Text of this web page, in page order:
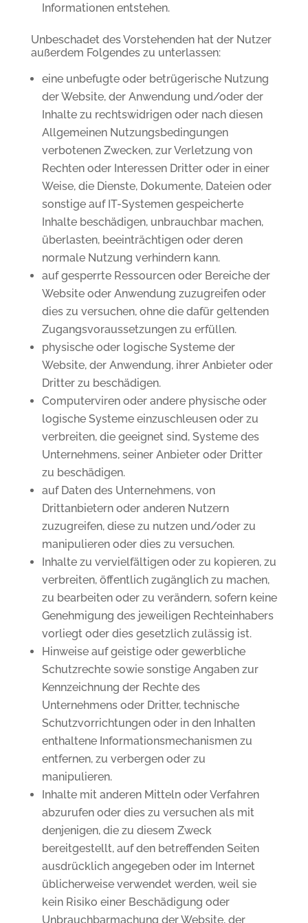
Informationen entstehen.
Unbeschadet des Vorstehenden hat der Nutzer
außerdem Folgendes zu unterlassen:
eine unbefugte oder betrügerische Nutzung
der Website, der Anwendung und/oder der
Inhalte zu rechtswidrigen oder nach diesen
Allgemeinen Nutzungsbedingungen
verbotenen Zwecken, zur Verletzung von
Rechten oder Interessen Dritter oder in einer
Weise, die Dienste, Dokumente, Dateien oder
sonstige auf IT-Systemen gespeicherte
Inhalte beschädigen, unbrauchbar machen,
überlasten, beeinträchtigen oder deren
normale Nutzung verhindern kann.
auf gesperrte Ressourcen oder Bereiche der
Website oder Anwendung zuzugreifen oder
dies zu versuchen, ohne die dafür geltenden
Zugangsvoraussetzungen zu erfüllen.
physische oder logische Systeme der
Website, der Anwendung, ihrer Anbieter oder
Dritter zu beschädigen.
Computerviren oder andere physische oder
logische Systeme einzuschleusen oder zu
verbreiten, die geeignet sind, Systeme des
Unternehmens, seiner Anbieter oder Dritter
zu beschädigen.
auf Daten des Unternehmens, von
Drittanbietern oder anderen Nutzern
zuzugreifen, diese zu nutzen und/oder zu
manipulieren oder dies zu versuchen.
Inhalte zu vervielfältigen oder zu kopieren, zu
verbreiten, öffentlich zugänglich zu machen,
zu bearbeiten oder zu verändern, sofern keine
Genehmigung des jeweiligen Rechteinhabers
vorliegt oder dies gesetzlich zulässig ist.
Hinweise auf geistige oder gewerbliche
Schutzrechte sowie sonstige Angaben zur
Kennzeichnung der Rechte des
Unternehmens oder Dritter, technische
Schutzvorrichtungen oder in den Inhalten
enthaltene Informationsmechanismen zu
entfernen, zu verbergen oder zu
manipulieren.
Inhalte mit anderen Mitteln oder Verfahren
abzurufen oder dies zu versuchen als mit
denjenigen, die zu diesem Zweck
bereitgestellt, auf den betreffenden Seiten
ausdrücklich angegeben oder im Internet
üblicherweise verwendet werden, weil sie
kein Risiko einer Beschädigung oder
Unbrauchbarmachung der Website, der